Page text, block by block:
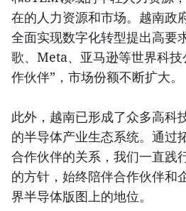
在的人力资源和市场。越南政
全面实现数字化转型提出高要
歌、Meta、亚马逊等世界科
作伙伴”，市场份额不断扩大。
此外，越南已形成了众多高科
的半导体产业生态系统。通过
合作伙伴的关系，我们一直践
的方针，始终陪伴合作伙伴和
界半导体版图上的地位。